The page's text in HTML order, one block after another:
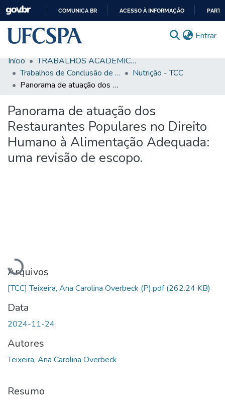
CONTEÚDO
COMUNICA BR ACESSO À INFORMAÇÃO
Entrar
Comunidades & Coleções
Busca Facetada
Estatísticas
Autoarquivamento
Sobre o RI-UFCSPA
Início
TRABALHOS ACADÊMICOS
Trabalhos de Conclusão de Curso de Graduação
Nutrição - TCC
Panorama de atuação dos Restaurantes Populares no Direito Humano à Alimentação Adequada: uma revisão de escopo.
Panorama de atuação dos
Restaurantes Populares no Direito
Humano à Alimentação Adequada:
uma revisão de escopo.
Carregando...
Arquivos
[TCC] Teixeira, Ana Carolina Overbeck (P).pdf(262.24 KB)
Data
2024-11-24
Autores
Teixeira, Ana Carolina Overbeck
Resumo